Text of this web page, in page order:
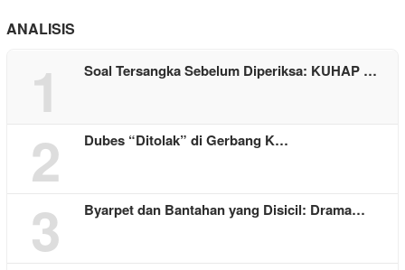
ANALISIS
1 Soal Tersangka Sebelum Diperiksa: KUHAP …
2 Dubes “Ditolak” di Gerbang K…
3 Byarpet dan Bantahan yang Disicil: Drama…